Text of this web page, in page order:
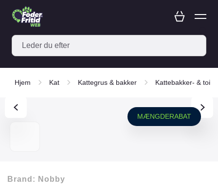
Hjem Kat Kattegrus & bakker Kattebakker- &
MÆNGDERABAT
Brand: Nobby